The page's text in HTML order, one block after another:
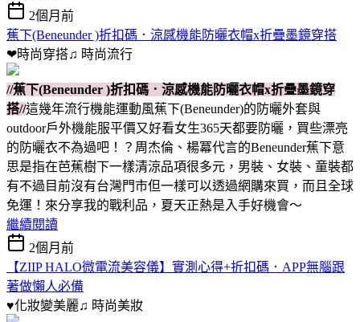
2個月前
蕉下(Beneunder )折扣碼．涼感機能防曬衣帽x折疊墨鏡穿搭
❤時尚穿搭♫ 時尚流行
//蕉下(Beneunder )折扣碼．涼感機能防曬衣帽x折疊墨鏡穿
搭//這幾年流行機能運動風蕉下(Beneunder)的防曬外套與
outdoor戶外機能服平價又好看女生365天都要防曬，買些漂亮
的防曬衣不為過吧！？周杰倫、楊冪代言的Beneunder蕉下意
思是指在芭蕉樹下一樣清涼品項很多元，男裝、女裝、童裝都
有不過目前沒有台灣門市但一樣可以透過網購來買，而且全球
免運！來分享我的戰利品，夏天正熱是入手好機會～
繼續閱讀
2個月前
【ZIIP HALO微電流美容儀】實測心得+折扣碼．APP無腦跟
著做懶人必備
♥化妝變美麗♫ 時尚美妝